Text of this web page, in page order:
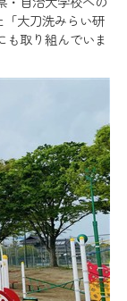
・自治大学校への
「大刀洗みらい研
も取り組んでいま